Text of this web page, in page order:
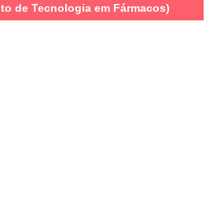
de Tecnologia em Fármacos)